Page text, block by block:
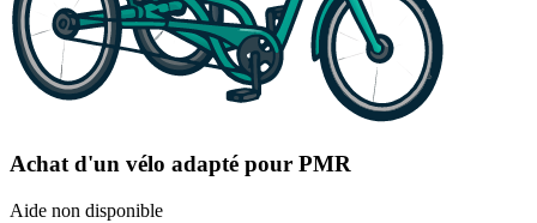
Achat d'un vélo adapté pour PMR
Aide non disponible